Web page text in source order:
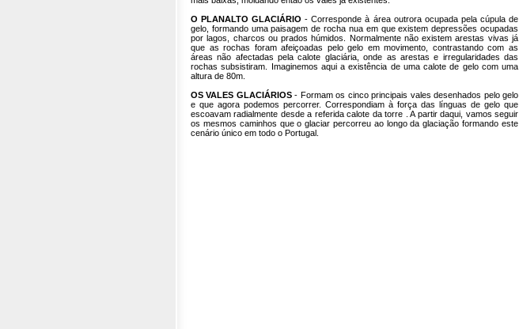
O PLANALTO GLACIÁRIO - Corresponde à área outrora ocupada pela cúpula de
gelo, formando uma paisagem de rocha nua em que existem depressões ocupadas
por lagos, charcos ou prados húmidos. Normalmente não existem arestas vivas já
que as rochas foram afeiçoadas pelo gelo em movimento, contrastando com as
áreas não afectadas pela calote glaciária, onde as arestas e irregularidades das
rochas subsistiram. Imaginemos aqui a existência de uma calote de gelo com uma
altura de 80m.
OS VALES GLACIÁRIOS- Formam os cinco principais vales desenhados pelo gelo
e que agora podemos percorrer. Correspondiam à força das línguas de gelo que
escoavam radialmente desde a referida calote da torre . A partir daqui, vamos seguir
os mesmos caminhos que o glaciar percorreu ao longo da glaciação formando este
cenário único em todo o Portugal.